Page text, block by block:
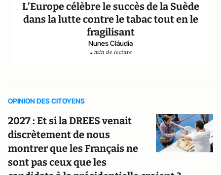
L’Europe célèbre le succès de la Suède
dans la lutte contre le tabac tout en le
fragilisant
Nunes Cláudia
4 min de lecture
OPINION DES CITOYENS
2027 : Et si la DREES venait
discrètement de nous
montrer que les Français ne
sont pas ceux que les